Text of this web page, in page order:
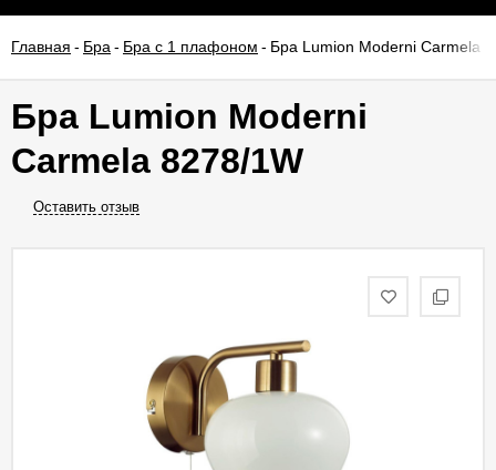
О
Главная - Бра - Бра с 1 плафоном - Бра Lumion Moderni Carmela
Бра Lumion Moderni
Carmela 8278/1W
Оставить отзыв